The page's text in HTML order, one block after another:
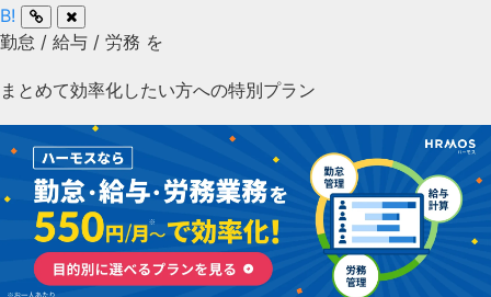
B!
勤怠 / 給与 / 労務 を
まとめて効率化したい方への特別プラン